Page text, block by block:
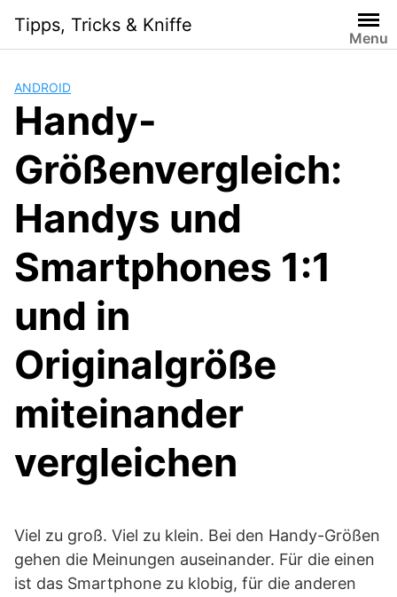
i
Tipps, Tricks & Kniffe
Menu
ANDROID
Handy-
Größenvergleich:
Handys und
Smartphones 1:1
und in
Originalgröße
miteinander
vergleichen
Viel zu groß. Viel zu klein. Bei den Handy-Größen
gehen die Meinungen auseinander. Für die einen
ist das Smartphone zu klobig, für die anderen